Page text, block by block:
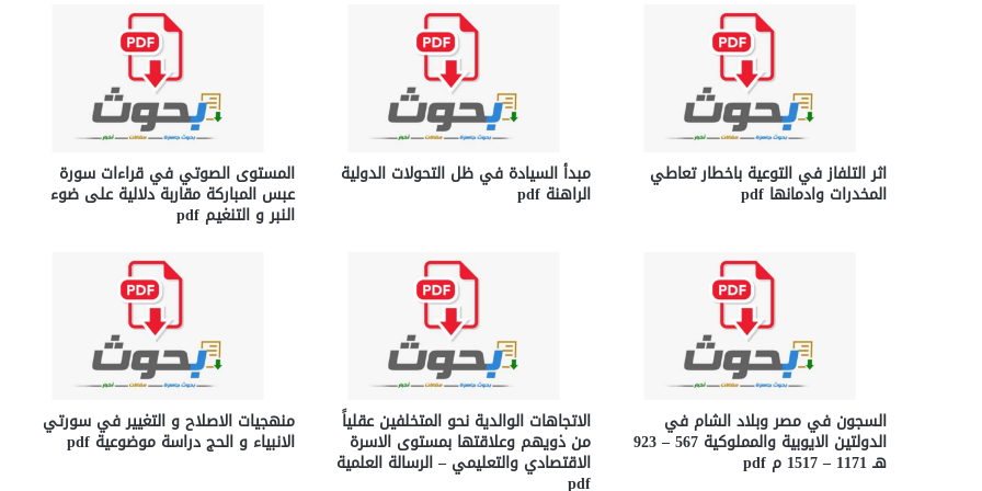
اثر التلفاز في التوعية باخطار تعاطي
المخدرات وادمانها pdf
مبدأ السيادة في ظل التحولات الدولية
الراهنة pdf
المستوى الصوتي في قراءات سورة
عبس المباركة مقاربة دلالية على ضوء
النبر و التنغيم pdf
السجون في مصر وبلاد الشام في
الدولتين الايوبية والمملوكية 567 – 923
هـ 1171 – 1517 م pdf
الاتجاهات الوالدية نحو المتخلفين عقلياً
من ذويهم وعلاقتها بمستوى الاسرة
الاقتصادي والتعليمي – الرسالة العلمية
pdf
منهجيات الاصلاح و التغيير في سورتي
الانبياء و الحج دراسة موضوعية pdf